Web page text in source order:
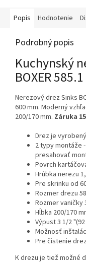
Popis Hodnotenie
Podrobný popis
Kuchynský
BOXER
Nerezový drez Sinks
600 mm. Moderný
200/170 mm. Záruka
Drez je
2 typy montáže
presahovať
Povrch
Hrúbka nerezu
Pre skrinku od
Rozmer drezu
Rozmer vaničky
Hĺbka 200/170
Výpust 3 1/2
Možnosť
Pre čistenie
K drezu je tiež možné